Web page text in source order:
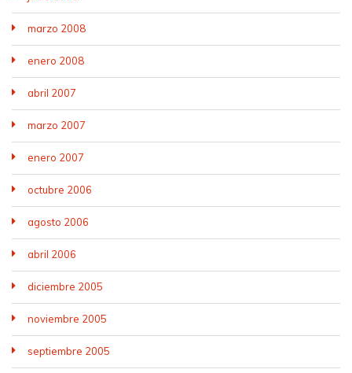
marzo 2008
enero 2008
abril 2007
marzo 2007
enero 2007
octubre 2006
agosto 2006
abril 2006
diciembre 2005
noviembre 2005
septiembre 2005